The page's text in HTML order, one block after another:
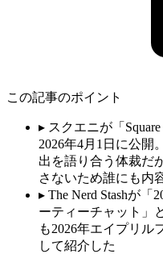
この記事のポイント
▸ スクエニが「
2026年4月1日に公開
出を語り合う体裁だ
さないため誰にも内
▸ The Nerd Stashが
ーティーチャット」
も2026年エイプリル
して紹介した